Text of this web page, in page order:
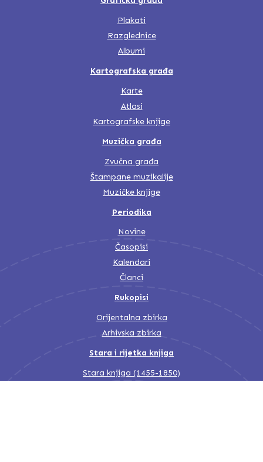
Plakati
Razglednice
Albumi
Kartografska građa
Karte
Atlasi
Kartografske knjige
Muzička građa
Zvučna građa
Štampane muzikalije
Muzičke knjige
Periodika
Novine
Časopisi
Kalendari
Članci
Rukopisi
Orijentalna zbirka
Arhivska zbirka
Stara i rijetka knjiga
Stara knjiga (1455-1850)